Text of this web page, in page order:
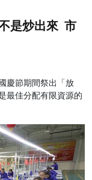
是炒出來 市
慶節期間祭出「放
最佳分配有限資源的